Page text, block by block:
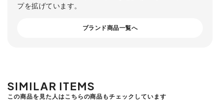
プを拡げています。
ブランド商品一覧へ
SIMILAR ITEMS
この商品を見た人はこちらの商品もチェックしています